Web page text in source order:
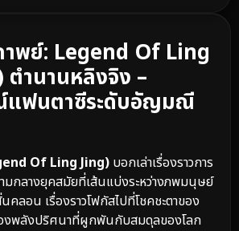
าพย์: Legend Of Ling
ตำนานหลิงจิง –
แฟนตาซีระดับอัญมณี
Of Ling Jing) บอกเล่าเรื่องราวการ
กลางยุคสมัยที่เส้นแบ่งระหว่างภพมนุษย์
ลอน เรื่องราวโฟกัสไปที่โชคชะตาของ
งพลังปริศนาที่ผูกพันกับสมดุลของโลก